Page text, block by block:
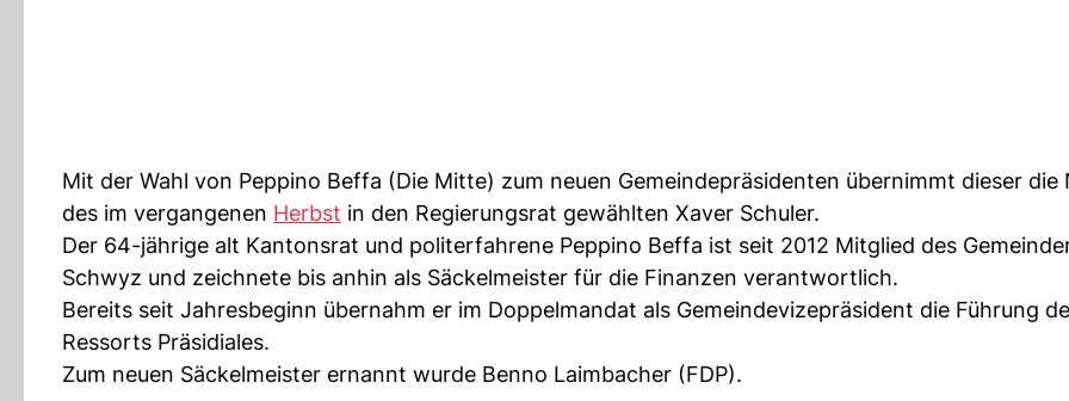
Mit der Wahl von Peppino Beffa (Die Mitte) zum neuen Gemeindepräsidenten übernimmt dieser die
des im vergangenen Herbst in den Regierungsrat gewählten Xaver Schuler.
Der 64-jährige alt Kantonsrat und politerfahrene Peppino Beffa ist seit 2012 Mitglied des
Schwyz und zeichnete bis anhin als Säckelmeister für die Finanzen verantwortlich.
Bereits seit Jahresbeginn übernahm er im Doppelmandat als Gemeindevizepräsident die Führung
Ressorts Präsidiales.
Zum neuen Säckelmeister ernannt wurde Benno Laimbacher (FDP).